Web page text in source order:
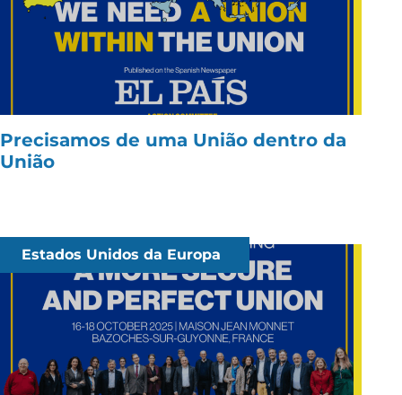
Precisamos de uma União dentro da
União
Estados Unidos da Europa